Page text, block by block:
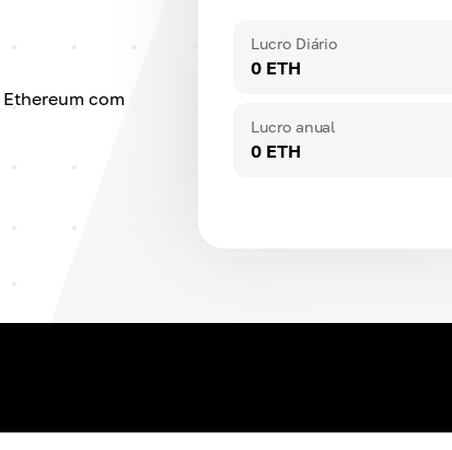
com
Lucro Diário
0 ETH
Lucro anual
0 ETH